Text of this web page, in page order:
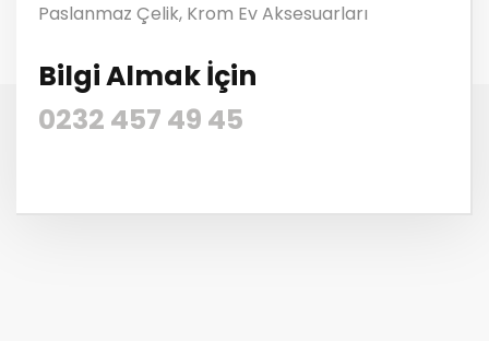
Paslanmaz Çelik, Krom Ev Aksesuarları
Bilgi Almak İçin
0232 457 49 45